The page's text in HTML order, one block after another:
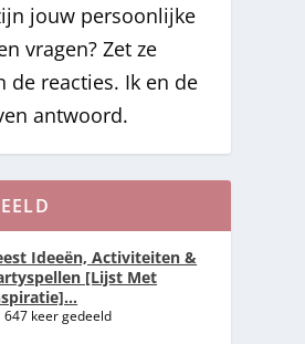
jouw persoonlijke
vragen? Zet ze
de reacties. Ik en de
antwoord.
Ideeën, Activiteiten &
[Lijst Met
647 keer gedeeld